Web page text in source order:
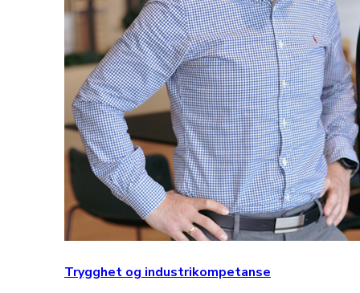
Trygghet og industrikompetanse